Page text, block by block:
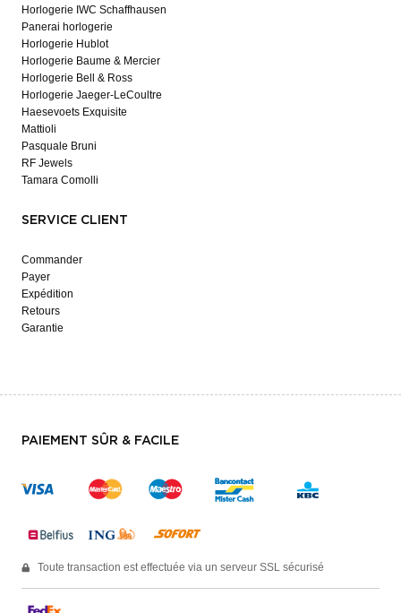
Horlogerie IWC Schaffhausen
Panerai horlogerie
Horlogerie Hublot
Horlogerie Baume & Mercier
Horlogerie Bell & Ross
Horlogerie Jaeger-LeCoultre
Haesevoets Exquisite
Mattioli
Pasquale Bruni
RF Jewels
Tamara Comolli
SERVICE CLIENT
Commander
Payer
Expédition
Retours
Garantie
PAIEMENT SÛR & FACILE
Toute transaction est effectuée via un serveur SSL sécurisé